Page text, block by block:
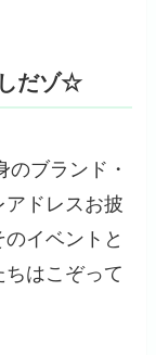
だゾ☆
ブランド・
アドレスお披
イベントと
はこぞって